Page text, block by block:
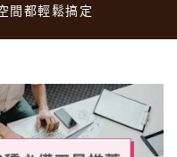
間都輕鬆搞定